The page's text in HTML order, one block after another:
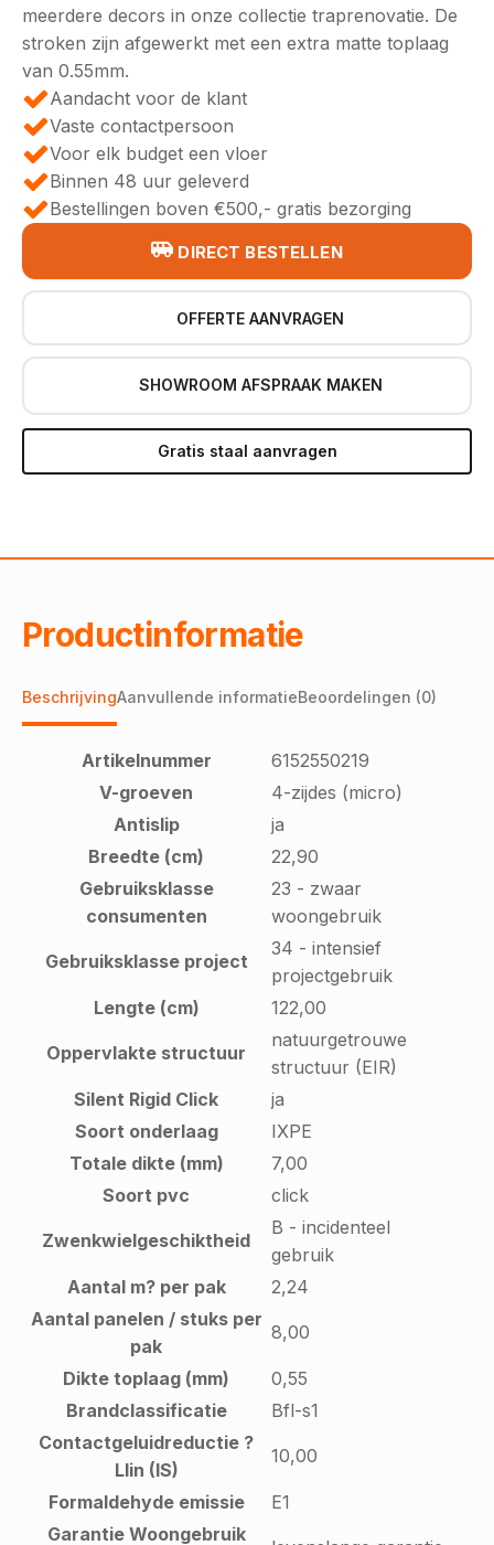
€49,95.
€43,95.
meerdere decors in onze collectie traprenovatie. De
stroken zijn afgewerkt met een extra matte toplaag
van 0.55mm.
Aandacht voor de klant
Vaste contactpersoon
Voor elk budget een vloer
Binnen 48 uur geleverd
Bestellingen boven €500,- gratis bezorging
DIRECT BESTELLEN
OFFERTE AANVRAGEN
SHOWROOM AFSPRAAK MAKEN
Gratis staal aanvragen
Productinformatie
BeschrijvingAanvullende informatieBeoordelingen (0)
Artikelnummer
6152550219
V-groeven
4-zijdes (micro)
Antislip
ja
Breedte (cm)
22,90
Gebruiksklasse
consumenten
23 - zwaar
woongebruik
Gebruiksklasse project
34 - intensief
projectgebruik
Lengte (cm)
122,00
Oppervlakte structuur
natuurgetrouwe
structuur (EIR)
Silent Rigid Click
ja
Soort onderlaag
IXPE
Totale dikte (mm)
7,00
Soort pvc
click
Zwenkwielgeschiktheid
B - incidenteel
gebruik
Aantal m? per pak
2,24
Aantal panelen / stuks per
pak
8,00
Dikte toplaag (mm)
0,55
Brandclassificatie
Bfl-s1
Contactgeluidreductie ?
Llin (IS)
10,00
Formaldehyde emissie
E1
Garantie Woongebruik